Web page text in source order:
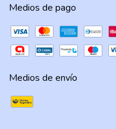
Medios de pago
Medios de envío